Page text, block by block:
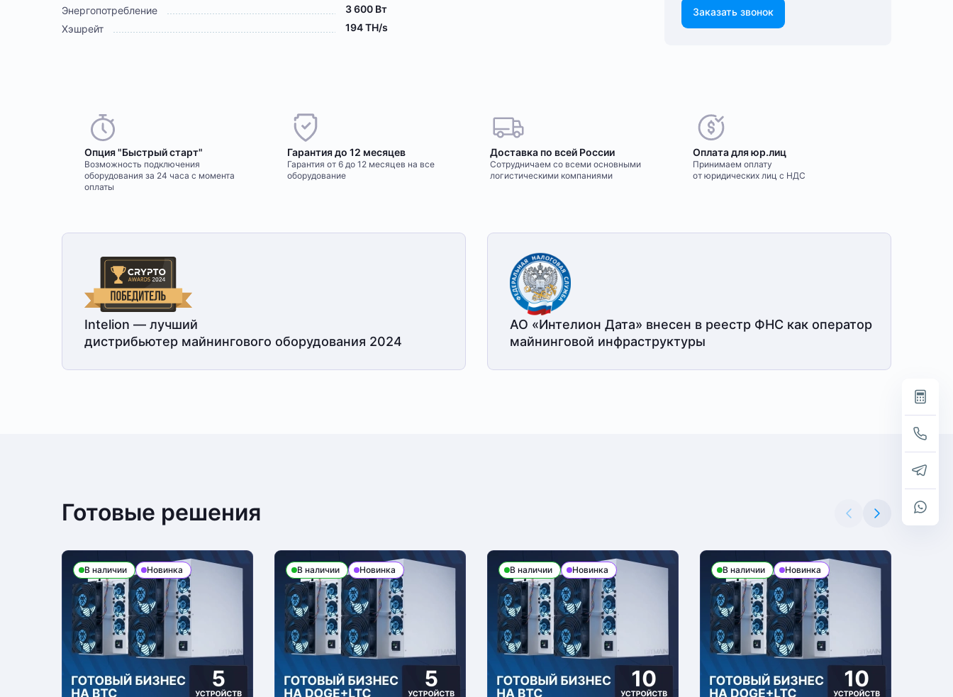
Энергопотребление
3 600 Вт
Хэшрейт
194 TH/s
Заказать звонок
Опция "Быстрый старт"
Возможность подключения
оборудования за 24 часа с момента
оплаты
Гарантия до 12 месяцев
Гарантия от 6 до 12 месяцев на все
оборудование
Доставка по всей России
Сотрудничаем со всеми основными
логистическими компаниями
Оплата для юр.лиц
Принимаем оплату
от юридических лиц с НДС
Intelion — лучший
дистрибьютер майнингового оборудования 2024
АО «Интелион Дата» внесен в реестр ФНС как оператор
майнинговой инфраструктуры
Готовые решения
В наличии Новинка В наличии Новинка В наличии Новинка В наличии Новинка